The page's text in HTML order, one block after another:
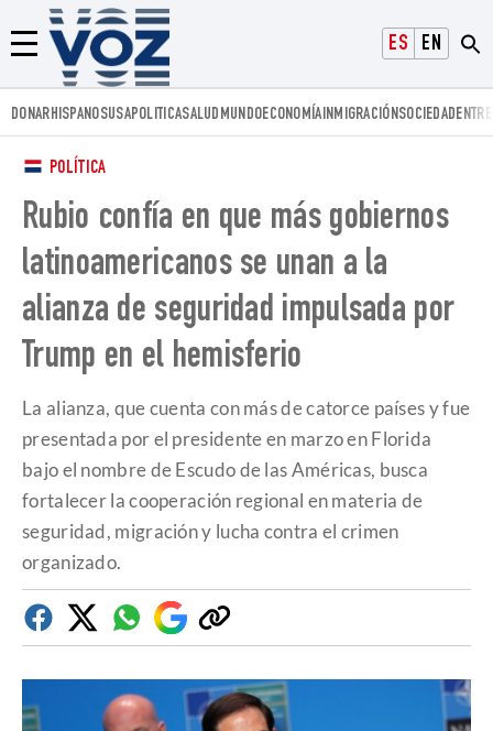
ESPAÑOLENGLISH
Menú
Voz.us
DONARHISPANOSUSAPOLITICASALUD MUNDOECONOMÍAINMIGRACIÓNSOCIEDAD
POLÍTICA
Rubio confía en que más gobiernos
latinoamericanos se unan a la
alianza de seguridad impulsada por
Trump en el hemisferio
La alianza, que cuenta con más de catorce países y fue
presentada por el presidente en marzo en Florida
bajo el nombre de Escudo de las Américas, busca
fortalecer la cooperación regional en materia de
seguridad, migración y lucha contra el crimen
organizado.
FacebookTwitterWhatsapp
Google
Discover
Copiar
enlace